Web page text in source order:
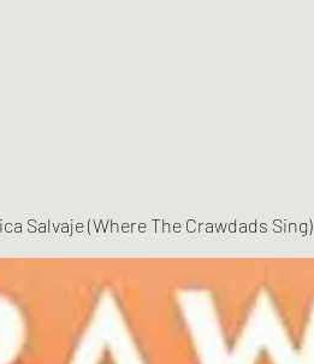
Salvaje (Where The Crawdads Sing)